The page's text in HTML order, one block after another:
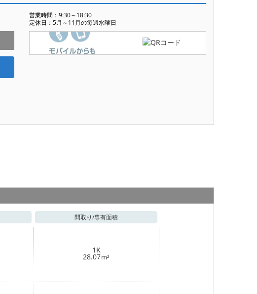
営業時間：9:30～18:30
定休日：5月～11月の毎週水曜日
間取り/専有面積
1K
28.07m²